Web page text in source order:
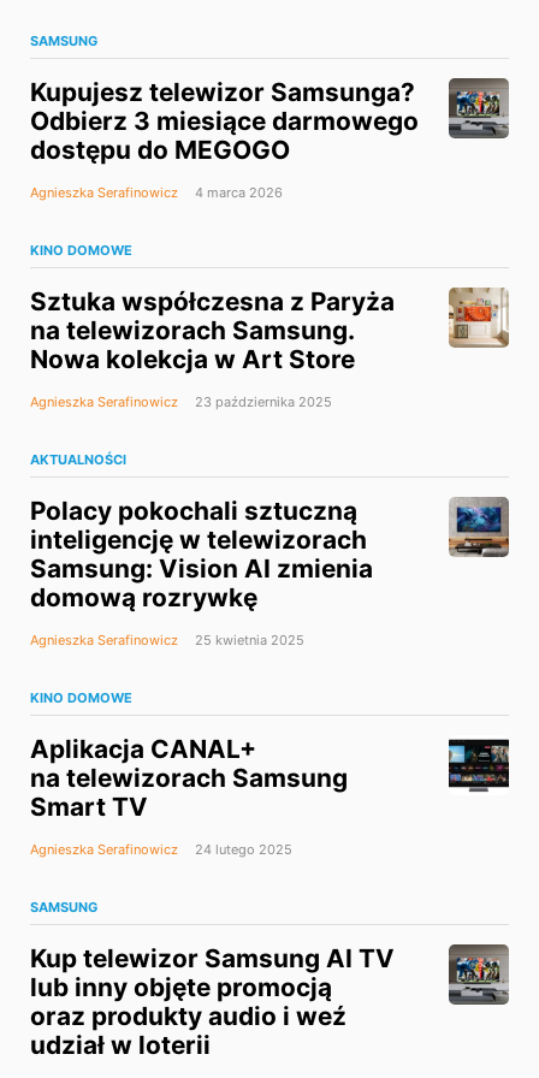
SAMSUNG
Kupujesz telewizor Samsunga?
Odbierz 3 miesiące darmowego
dostępu do MEGOGO
Agnieszka Serafinowicz 4 marca 2026
KINO DOMOWE
Sztuka współczesna z Paryża
na telewizorach Samsung.
Nowa kolekcja w Art Store
Agnieszka Serafinowicz 23 października 2025
AKTUALNOŚCI
Polacy pokochali sztuczną
inteligencję w telewizorach
Samsung: Vision AI zmienia
domową rozrywkę
Agnieszka Serafinowicz 25 kwietnia 2025
KINO DOMOWE
Aplikacja CANAL+
na telewizorach Samsung
Smart TV
Agnieszka Serafinowicz 24 lutego 2025
SAMSUNG
Kup telewizor Samsung AI TV
lub inny objęte promocją
oraz produkty audio i weź
udział w loterii